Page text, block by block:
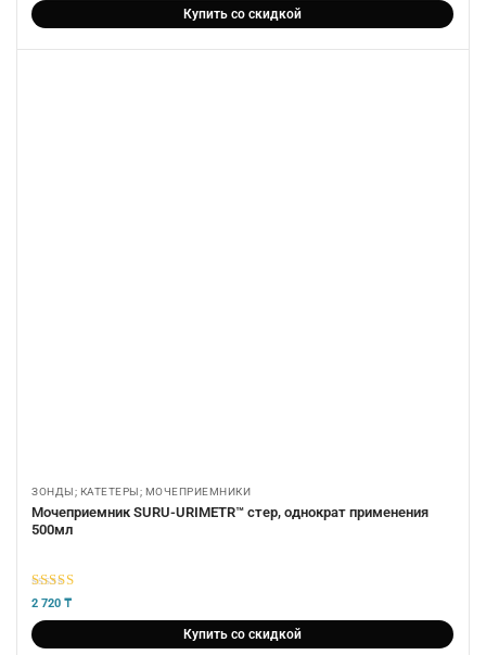
Купить со скидкой
ЗОНДЫ; КАТЕТЕРЫ; МОЧЕПРИЕМНИКИ
Мочеприемник SURU-URIMETR™ стер, однократ применения
500мл
5 из 5
2 720 ₸
Купить со скидкой